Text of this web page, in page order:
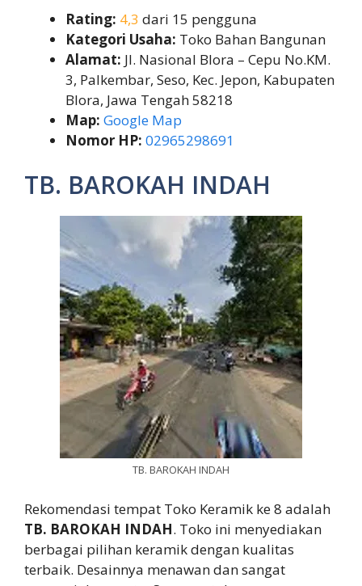
Rating: 4,3 dari 15 pengguna
Kategori Usaha: Toko Bahan Bangunan
Alamat: Jl. Nasional Blora – Cepu No.KM.
3, Palkembar, Seso, Kec. Jepon, Kabupaten
Blora, Jawa Tengah 58218
Map: Google Map
Nomor HP: 02965298691
TB. BAROKAH INDAH
TB. BAROKAH INDAH
Rekomendasi tempat Toko Keramik ke 8 adalah
TB. BAROKAH INDAH. Toko ini menyediakan
berbagai pilihan keramik dengan kualitas
terbaik. Desainnya menawan dan sangat